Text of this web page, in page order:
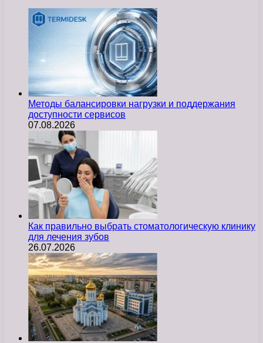
Методы балансировки нагрузки и поддержания
доступности сервисов
07.08.2026
Как правильно выбрать стоматологическую клинику
для лечения зубов
26.07.2026